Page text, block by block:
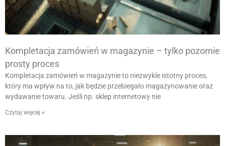
Kompletacja zamówień w magazynie – tylko pozornie
prosty proces
Kompletacja zamówień w magazynie to niezwykle istotny proces,
który ma wpływ na to, jak będzie przebiegało magazynowanie oraz
wydawanie towaru. Jeśli np. sklep internetowy nie
Czytaj więcej »